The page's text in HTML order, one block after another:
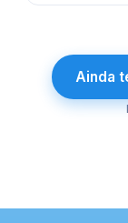
Ainda